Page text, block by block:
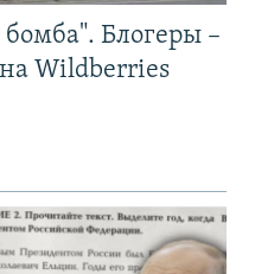
Блогеры –
на Wildberries